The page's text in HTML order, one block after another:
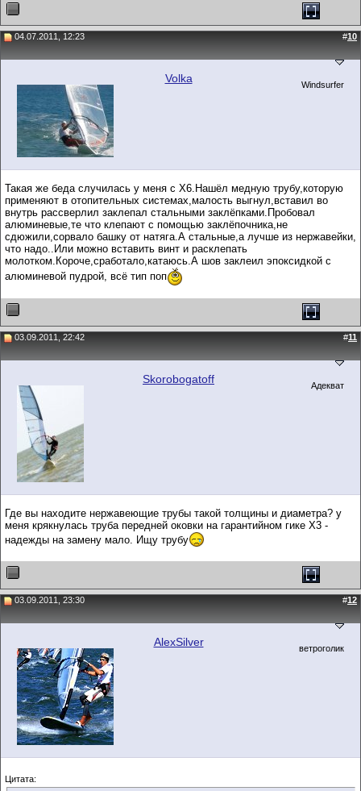
04.07.2011, 12:23 #10
Volka Windsurfer
Такая же беда случилась у меня с Х6.Нашёл медную трубу,которую
применяют в отопительных системах,малость выгнул,вставил во
внутрь рассверлил заклепал стальными заклёпками.Пробовал
алюминевые,те что клепают с помощью заклёпочника,не
сдюжили,сорвало башку от натяга.А стальные,а лучше из нержавейки,
что надо..Или можно вставить винт и расклепать
молотком.Короче,сработало,катаюсь.А шов заклеил эпоксидкой с
алюминевой пудрой, всё тип поп
03.09.2011, 22:42 #11
Skorobogatoff Адекват
Где вы находите нержавеющие трубы такой толщины и диаметра? у
меня крякнулась труба передней оковки на гарантийном гике X3 -
надежды на замену мало. Ищу трубу
03.09.2011, 23:30 #12
AlexSilver ветроголик
Цитата: